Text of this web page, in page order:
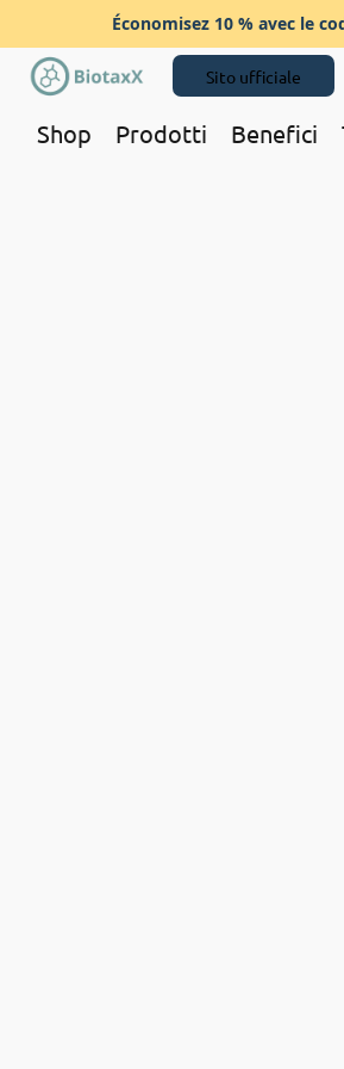
Économisez 10 % avec le
Sito ufficiale
Shop Prodotti Benefici